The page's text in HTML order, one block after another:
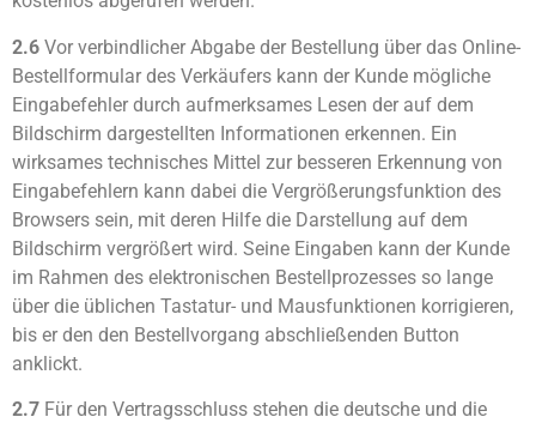
2.6 Vor verbindlicher Abgabe der Bestellung über das Online-
Bestellformular des Verkäufers kann der Kunde mögliche
Eingabefehler durch aufmerksames Lesen der auf dem
Bildschirm dargestellten Informationen erkennen. Ein
wirksames technisches Mittel zur besseren Erkennung von
Eingabefehlern kann dabei die Vergrößerungsfunktion des
Browsers sein, mit deren Hilfe die Darstellung auf dem
Bildschirm vergrößert wird. Seine Eingaben kann der Kunde
im Rahmen des elektronischen Bestellprozesses so lange
über die üblichen Tastatur- und Mausfunktionen korrigieren,
bis er den den Bestellvorgang abschließenden Button
anklickt.
2.7 Für den Vertragsschluss stehen die deutsche und die